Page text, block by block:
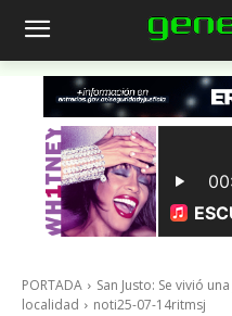
PORTADA
San Justo: Se vivió
localidad
noti25-07-14ritmsj